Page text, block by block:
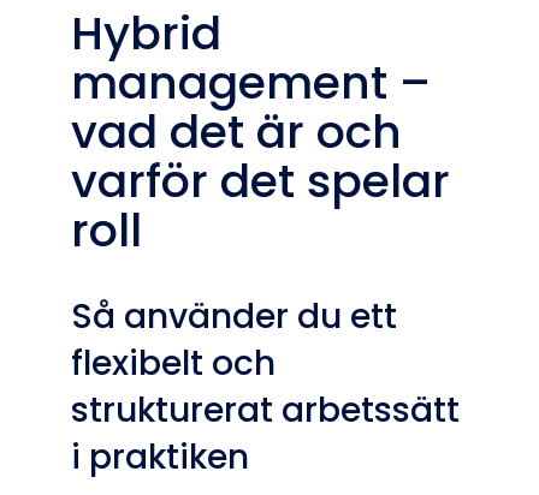
Hybrid
management –
vad det är och
varför det spelar
roll
Så använder du ett
flexibelt och
strukturerat arbetssätt
i praktiken